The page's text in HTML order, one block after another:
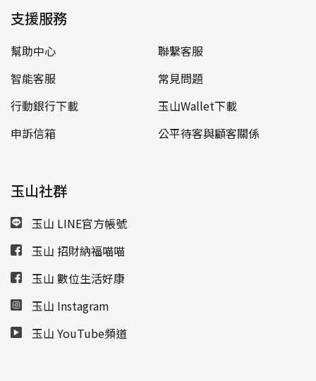
支援服務
幫助中心
聯繫客服
智能客服
常見問題
行動銀行下載
玉山Wallet下載
申訴信箱
公平待客與顧客關係
玉山社群
玉山 LINE官方帳號
玉山 招財納福喵喵
玉山 數位生活好康
玉山 Instagram
玉山 YouTube頻道